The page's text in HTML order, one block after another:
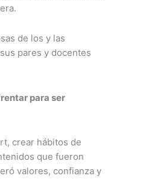
de los y las
pares y docentes
para ser
crear hábitos de
que fueron
valores, confianza y